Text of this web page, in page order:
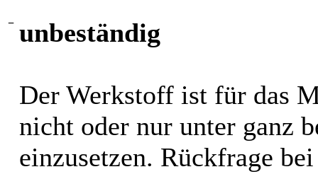
− unbeständig
Der Werkstoff ist für das
nicht oder nur unter ganz
einzusetzen. Rückfrage